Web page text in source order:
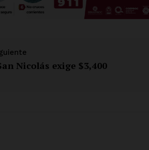
Nicolás exige $3,400